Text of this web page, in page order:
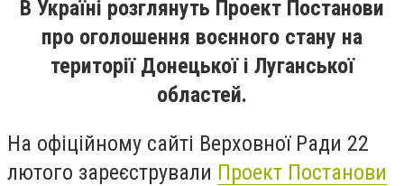
В Україні розглянуть Проект Постанови
про оголошення воєнного стану на
території Донецької і Луганської
областей.
На офіційному сайті Верховної Ради 22
лютого зареєстрували Проект Постанови